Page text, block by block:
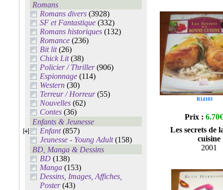
Romans
Romans divers (3928)
SF et Fantastique (332)
Romans historiques (132)
Romance (236)
Bit lit(26)
Chick Lit(38)
Policier / Thriller(906)
Espionnage (114)
Western (30)
Terreur / Horreur(55)
Nouvelles (62)
Contes (36)
Enfants & Jeunesse
Enfant(857)
Jeunesse - Young Adult(158)
BD, Manga & Dessins
BD (138)
Manga (153)
Dessins, Images, Affiches,
Poster(43)
R14103
Prix : 6.70€
Les secrets de
cuisine
2001